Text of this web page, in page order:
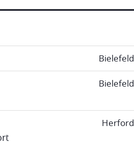
Bielefeld
Bielefeld
Herford